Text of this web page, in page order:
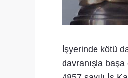
İşyerinde kötü
davranışla